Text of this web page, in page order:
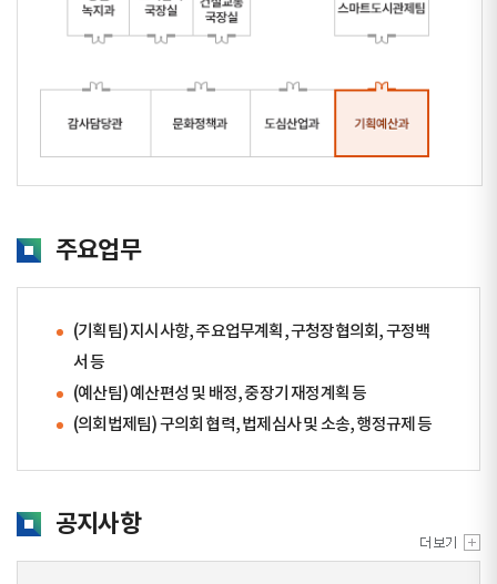
주요업무
(기획팀) 지시사항, 주요업무계획, 구청장협의회, 구정백
서 등
(예산팀) 예산편성 및 배정, 중장기 재정계획 등
(의회법제팀) 구의회 협력, 법제심사 및 소송, 행정규제 등
공지사항